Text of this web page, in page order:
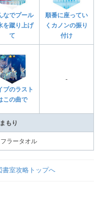
なでプール
を蹴り上げ
て
順番に座ってい
くカノンの振り
付け
ブのラスト
この曲で
‐
もり
ラータオル
書室攻略トップへ